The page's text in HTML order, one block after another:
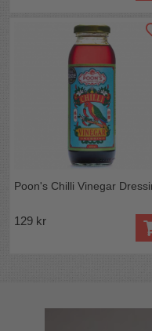
Poon's Chilli Vinegar
129 kr